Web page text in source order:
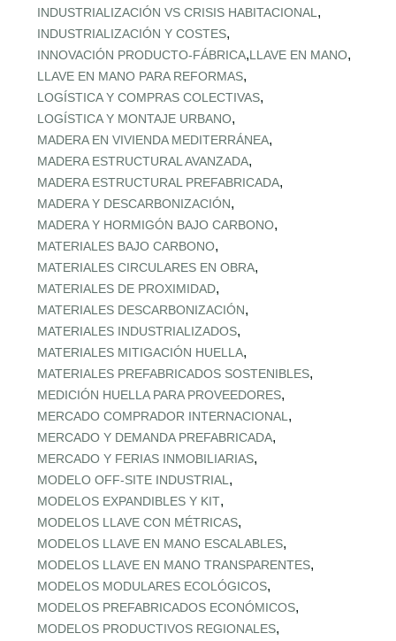
INDUSTRIALIZACIÓN VS CRISIS HABITACIONAL ,
INDUSTRIALIZACIÓN Y COSTES,
INNOVACIÓN PRODUCTO-FÁBRICA,LLAVE EN MANO,
LLAVE EN MANO PARA REFORMAS,
LOGÍSTICA Y COMPRAS COLECTIVAS,
LOGÍSTICA Y MONTAJE URBANO,
MADERA EN VIVIENDA MEDITERRÁNEA,
MADERA ESTRUCTURAL AVANZADA,
MADERA ESTRUCTURAL PREFABRICADA,
MADERA Y DESCARBONIZACIÓN,
MADERA Y HORMIGÓN BAJO CARBONO,
MATERIALES BAJO CARBONO,
MATERIALES CIRCULARES EN OBRA,
MATERIALES DE PROXIMIDAD,
MATERIALES DESCARBONIZACIÓN,
MATERIALES INDUSTRIALIZADOS,
MATERIALES MITIGACIÓN HUELLA,
MATERIALES PREFABRICADOS SOSTENIBLES,
MEDICIÓN HUELLA PARA PROVEEDORES,
MERCADO COMPRADOR INTERNACIONAL ,
MERCADO Y DEMANDA PREFABRICADA,
MERCADO Y FERIAS INMOBILIARIAS,
MODELO OFF-SITE INDUSTRIAL ,
MODELOS EXPANDIBLES Y KIT,
MODELOS LLAVE CON MÉTRICAS,
MODELOS LLAVE EN MANO ESCALABLES,
MODELOS LLAVE EN MANO TRANSPARENTES,
MODELOS MODULARES ECOLÓGICOS,
MODELOS PREFABRICADOS ECONÓMICOS,
MODELOS PRODUCTIVOS REGIONALES,